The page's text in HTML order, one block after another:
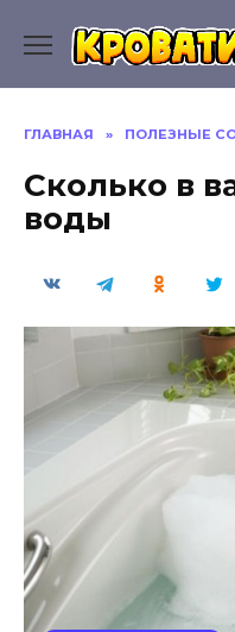
содержанию
ГЛАВНАЯ » ПОЛЕЗНЫЕ
Сколько в
воды